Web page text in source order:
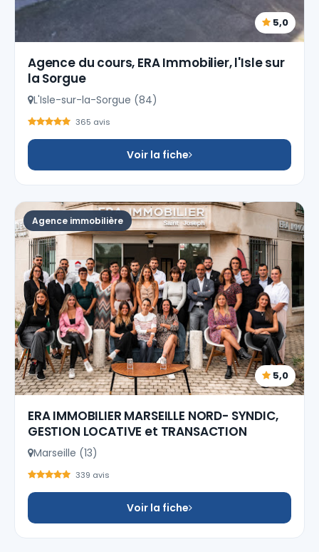
5,0
Agence du cours, ERA Immobilier, l'Isle sur
la Sorgue
L'Isle-sur-la-Sorgue (84)
365 avis
Voir la fiche
Agence immobilière
5,0
ERA IMMOBILIER MARSEILLE NORD- SYNDIC,
GESTION LOCATIVE et TRANSACTION
Marseille (13)
339 avis
Voir la fiche